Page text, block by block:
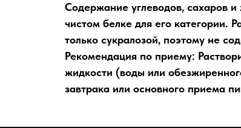
Содержание углеводов, сахаров
чистом белке для его категории.
только сукралозой, поэтому не
Рекомендация по приему:
жидкости (воды или
завтрака или основного приема